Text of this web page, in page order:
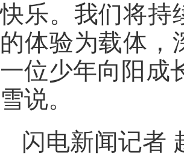
快乐。我们将持
的体验为载体，
一位少年向阳成
雪说。
闪电新闻记者